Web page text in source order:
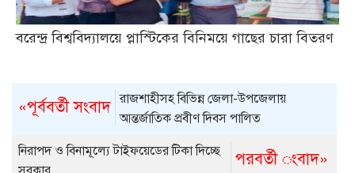
বরেন্দ্র বিশ্ববিদ্যালয়ে প্লাস্টিকের বিনিময়ে গাছের চারা বিতরণ
«পূর্ববর্তী সংবাদ রাজশাহীসহ বিভিন্ন জেলা-উপজেলায়
আন্তর্জাতিক প্রবীণ দিবস পালিত
পরবর্তী ংবাদ»
নিরাপদ ও বিনামূল্যে টাইফয়েডের টিকা দিচ্ছে